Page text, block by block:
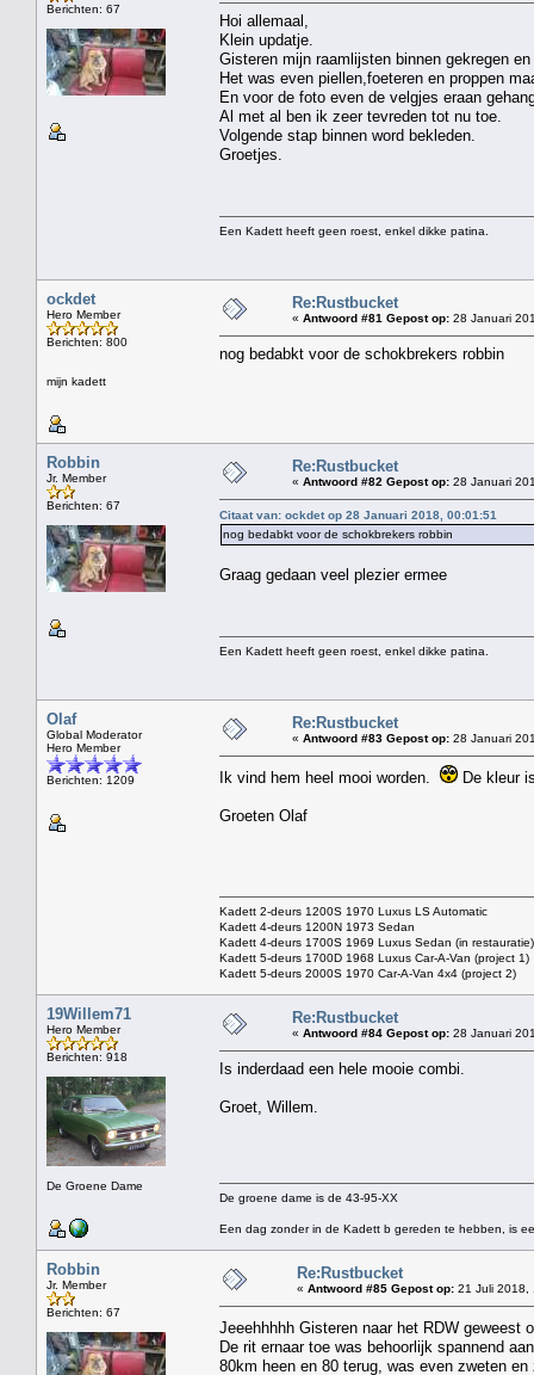
Berichten: 67
Hoi allemaal,
Klein updatje.
Gisteren mijn raamlijsten binnen gekregen
Het was even piellen,foeteren en proppen
En voor de foto even de velgjes eraan
Al met al ben ik zeer tevreden tot nu toe.
Volgende stap binnen word bekleden.
Groetjes.
Een Kadett heeft geen roest, enkel dikke patina.
ockdet
Hero Member
Berichten: 800
mijn kadett
Re:Rustbucket
« Antwoord #81 Gepost op: 28 Januari
nog bedabkt voor de schokbrekers robbin
Robbin
Jr. Member
Berichten: 67
Re:Rustbucket
« Antwoord #82 Gepost op: 28 Januari
Citaat van: ockdet op 28 Januari 2018, 00:01:51
nog bedabkt voor de schokbrekers robbin
Graag gedaan veel plezier ermee
Een Kadett heeft geen roest, enkel dikke patina.
Olaf
Global Moderator
Hero Member
Berichten: 1209
Re:Rustbucket
« Antwoord #83 Gepost op: 28 Januari
Ik vind hem heel mooi worden. De kleur
Groeten Olaf
Kadett 2-deurs 1200S 1970 Luxus LS Automatic
Kadett 4-deurs 1200N 1973 Sedan
Kadett 4-deurs 1700S 1969 Luxus Sedan (in restauratie)
Kadett 5-deurs 1700D 1968 Luxus Car-A-Van (project 1)
Kadett 5-deurs 2000S 1970 Car-A-Van 4x4 (project 2)
19Willem71
Hero Member
Berichten: 918
De Groene Dame
Re:Rustbucket
« Antwoord #84 Gepost op: 28 Januari
Is inderdaad een hele mooie combi.
Groet, Willem.
De groene dame is de 43-95-XX
Een dag zonder in de Kadett b gereden te hebben, is
Robbin
Jr. Member
Berichten: 67
Re:Rustbucket
« Antwoord #85 Gepost op: 21 Juli 2018,
Jeeehhhhh Gisteren naar het RDW
De rit ernaar toe was behoorlijk spannend
80km heen en 80 terug, was even zweten